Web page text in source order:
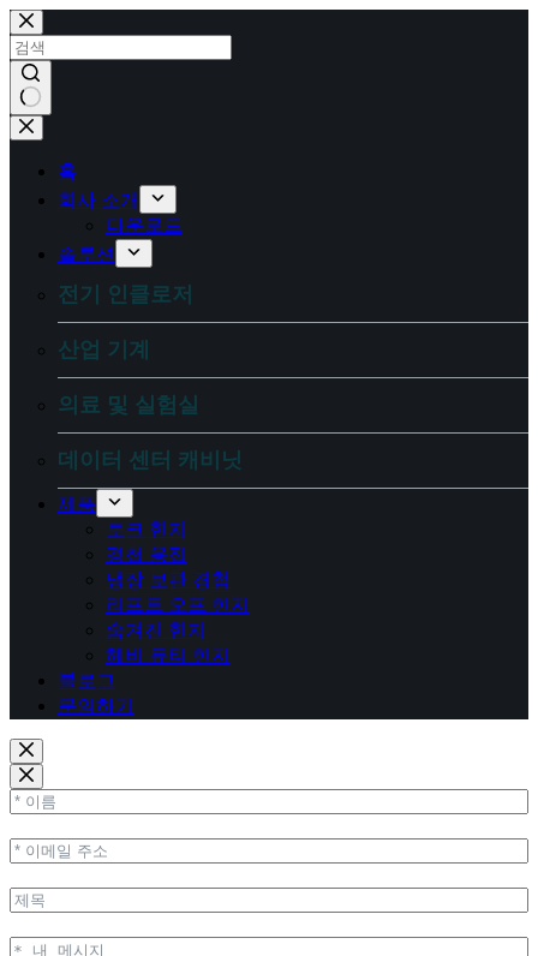
콘
텐
츠
로
건
너
결
홈
회사 소개
다운로드
솔루션
전기 인클로저
산업 기계
의료 및 실험실
데이터 센터 캐비닛
제품
토크 힌지
경첩 용접
냉장 보관 경첩
리프트 오프 힌지
숨겨진 힌지
헤비 듀티 힌지
블로그
문의하기